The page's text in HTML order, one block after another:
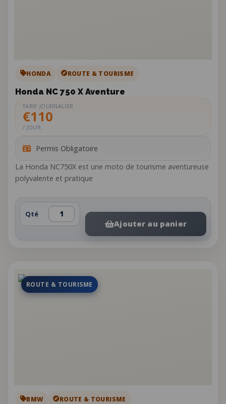
HONDA ROUTE & TOURISME
Honda NC 750 X Aventure
TARIF JOURNALIER
€110
/ JOUR
Permis Obligatoire
La Honda NC750X est une moto de tourisme aventureuse
polyvalente et pratique
Qté
Ajouter au panier
ROUTE & TOURISME
BMW ROUTE & TOURISME